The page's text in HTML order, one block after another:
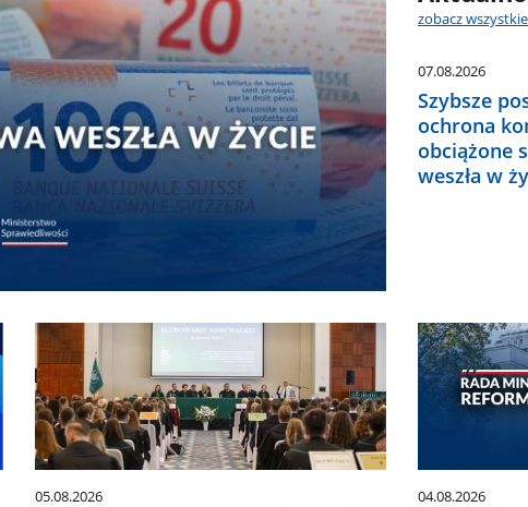
zobacz wszystkie
07.08.2026
Szybsze
ochrona
obciążone
weszła w
05.08.2026 04.08.2026